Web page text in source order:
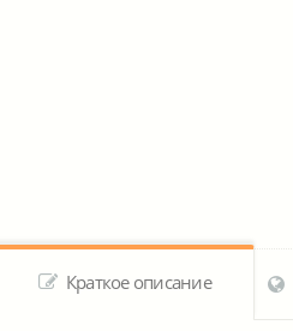
Краткое описание